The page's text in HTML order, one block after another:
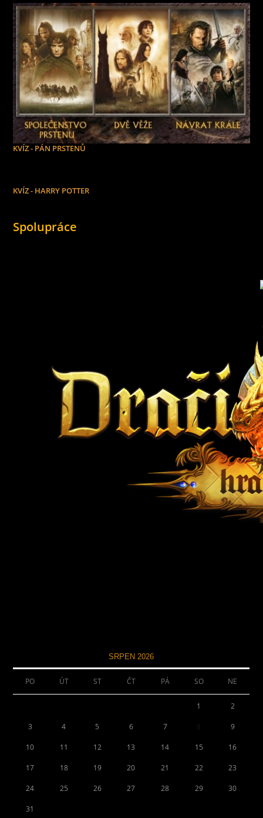
KVÍZ - PÁN PRSTENŮ
KVÍZ - HARRY POTTER
Spolupráce
SRPEN 2026
PO ÚT ST ČT PÁ SO NE
1 2
3 4 5 6 7 9
10 11 12 13 14 15 16
17 18 19 20 21 22 23
24 25 26 27 28 29 30
31